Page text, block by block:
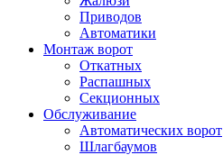
Приводов
Автоматики
Монтаж ворот
Откатных
Распашных
Секционных
Обслуживание
Автоматических ворот
Шлагбаумов